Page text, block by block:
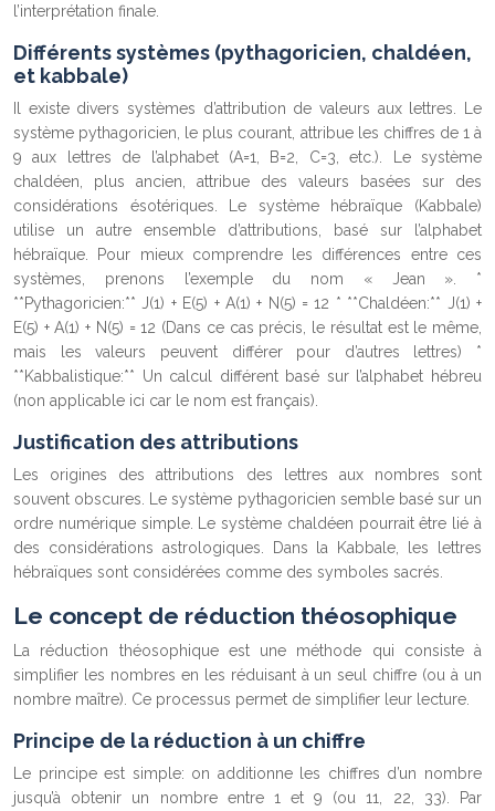
l’interprétation finale.
Différents systèmes (pythagoricien, chaldéen,
et kabbale)
Il existe divers systèmes d’attribution de valeurs aux lettres. Le
système pythagoricien, le plus courant, attribue les chiffres de 1 à
9 aux lettres de l’alphabet (A=1, B=2, C=3, etc.). Le système
chaldéen, plus ancien, attribue des valeurs basées sur des
considérations ésotériques. Le système hébraïque (Kabbale)
utilise un autre ensemble d’attributions, basé sur l’alphabet
hébraïque. Pour mieux comprendre les différences entre ces
systèmes, prenons l’exemple du nom « Jean ». *
**Pythagoricien:** J(1) + E(5) + A(1) + N(5) = 12 * **Chaldéen:** J(1) +
E(5) + A(1) + N(5) = 12 (Dans ce cas précis, le résultat est le même,
mais les valeurs peuvent différer pour d’autres lettres) *
**Kabbalistique:** Un calcul différent basé sur l’alphabet hébreu
(non applicable ici car le nom est français).
Justification des attributions
Les origines des attributions des lettres aux nombres sont
souvent obscures. Le système pythagoricien semble basé sur un
ordre numérique simple. Le système chaldéen pourrait être lié à
des considérations astrologiques. Dans la Kabbale, les lettres
hébraïques sont considérées comme des symboles sacrés.
Le concept de réduction théosophique
La réduction théosophique est une méthode qui consiste à
simplifier les nombres en les réduisant à un seul chiffre (ou à un
nombre maître). Ce processus permet de simplifier leur lecture.
Principe de la réduction à un chiffre
Le principe est simple: on additionne les chiffres d’un nombre
jusqu’à obtenir un nombre entre 1 et 9 (ou 11, 22, 33). Par